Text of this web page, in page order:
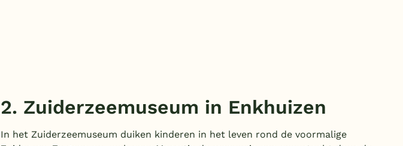
2. Zuiderzeemuseum in Enkhuizen
In het Zuiderzeemuseum duiken kinderen in het leven rond de voormalige